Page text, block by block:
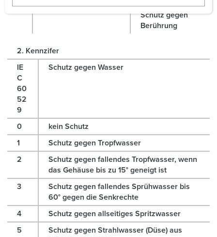
w6 staubdicht
vollständiger
Schutz gegen
Berührung
2. Kennzifer
IE
C
60
52
9
Schutz gegen Wasser
0 kein Schutz
1 Schutz gegen Tropfwasser
2
Schutz gegen fallendes Tropfwasser, wenn
das Gehäuse bis zu 15° geneigt ist
3
Schutz gegen fallendes Sprühwasser bis
60° gegen die Senkrechte
4 Schutz gegen allseitiges Spritzwasser
5
Schutz gegen Strahlwasser (Düse) aus